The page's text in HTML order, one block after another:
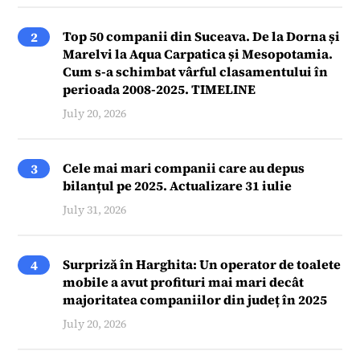
2
Top 50 companii din Suceava. De la Dorna și
Marelvi la Aqua Carpatica și Mesopotamia.
Cum s-a schimbat vârful clasamentului în
perioada 2008-2025. TIMELINE
July 20, 2026
3
Cele mai mari companii care au depus
bilanțul pe 2025. Actualizare 31 iulie
July 31, 2026
4
Surpriză în Harghita: Un operator de toalete
mobile a avut profituri mai mari decât
majoritatea companiilor din județ în 2025
July 20, 2026